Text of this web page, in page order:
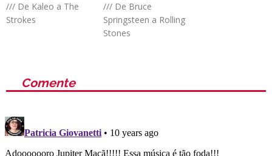
/// De Kaleo a The
Strokes
/// De Bruce
Springsteen a Rolling
Stones
Comente